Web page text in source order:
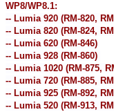
WP8/WP8.1:
-- Lumia 920 (RM-820,
-- Lumia 820 (RM-824,
-- Lumia 620 (RM-846)
-- Lumia 928 (RM-860)
-- Lumia 1020 (RM-875,
-- Lumia 720 (RM-885,
-- Lumia 925 (RM-892,
-- Lumia 520 (RM-913,